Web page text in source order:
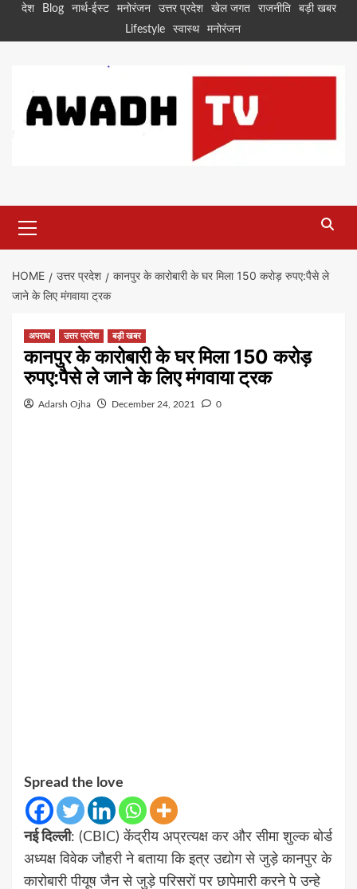
Skipदेश Blog नार्थ-ईस्ट मनोरंजन उत्तर प्रदेश खेल जगत राजनीति
बड़ी खबर
Lifestyle
स्वास्थ मनोरंजन
Menu
HOME उत्तर प्रदेश
कानपुर के कारोबारी के घर मिला 150 करोड़ रुपए:पैसे ले
जाने के लिए मंगवाया ट्रक
अपराध उत्तर प्रदेश बड़ी खबर
कानपुर के कारोबारी के घर मिला 150 करोड़
रुपए:पैसे ले जाने के लिए मंगवाया ट्रक
Adarsh Ojha December 24, 2021 0
Spread the love
नई दिल्ली: (CBIC) केंद्रीय अप्रत्यक्ष कर और सीमा शुल्क बोर्ड
अध्यक्ष विवेक जौहरी ने बताया कि इत्र उद्योग से जुड़े कानपुर के
कारोबारी पीयूष जैन से जुड़े परिसरों पर छापेमारी करने पे उन्हे